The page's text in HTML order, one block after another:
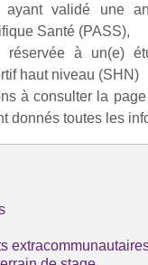
ayant validé une
Santé (PASS),
à un(e)
haut niveau (SHN)
à consulter la page
donnés toutes les